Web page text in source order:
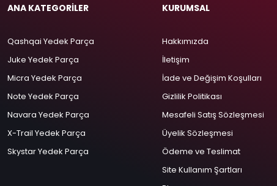
ANA KATEGORİLER
Qashqai Yedek Parça
Juke Yedek Parça
Micra Yedek Parça
Note Yedek Parça
Navara Yedek Parça
X-Trail Yedek Parça
Skystar Yedek Parça
KURUMSAL
Hakkımızda
İletişim
İade ve Değişim Koşulları
Gizlilik Politikası
Mesafeli Satış Sözleşmesi
Üyelik Sözleşmesi
Ödeme ve Teslimat
Site Kullanım Şartları